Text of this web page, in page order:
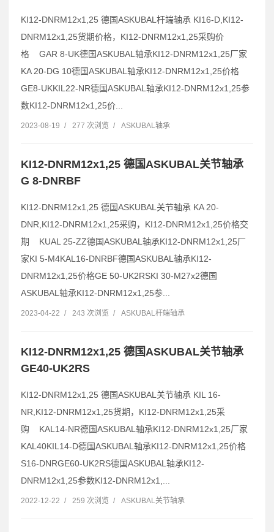
KI12-DNRM12x1,25 德国ASKUBAL杆端轴承 KI16-D,KI12-
DNRM12x1,25货期价格，KI12-DNRM12x1,25采购价
格 GAR 8-UK德国ASKUBAL轴承KI12-DNRM12x1,25厂家
KA 20-DG 10德国ASKUBAL轴承KI12-DNRM12x1,25价格
GE8-UKKIL22-NR德国ASKUBAL轴承KI12-DNRM12x1,25参
数KI12-DNRM12x1,25价...
2023-08-19 / 277 次浏览 / ASKUBAL轴承
KI12-DNRM12x1,25 德国ASKUBAL关节轴承
G 8-DNRBF
KI12-DNRM12x1,25 德国ASKUBAL关节轴承 KA 20-
DNR,KI12-DNRM12x1,25采购，KI12-DNRM12x1,25价格交
期 KUAL 25-ZZ德国ASKUBAL轴承KI12-DNRM12x1,25厂
家KI 5-M4KAL16-DNRBF德国ASKUBAL轴承KI12-
DNRM12x1,25价格GE 50-UK2RSKI 30-M27x2德国
ASKUBAL轴承KI12-DNRM12x1,25参...
2023-04-22 / 243 次浏览 / ASKUBAL杆端轴承
KI12-DNRM12x1,25 德国ASKUBAL关节轴承
GE40-UK2RS
KI12-DNRM12x1,25 德国ASKUBAL关节轴承 KIL 16-
NR,KI12-DNRM12x1,25货期，KI12-DNRM12x1,25采
购 KAL14-NR德国ASKUBAL轴承KI12-DNRM12x1,25厂家
KAL40KIL14-D德国ASKUBAL轴承KI12-DNRM12x1,25价格
S16-DNRGE60-UK2RS德国ASKUBAL轴承KI12-
DNRM12x1,25参数KI12-DNRM12x1,...
2022-12-22 / 259 次浏览 / ASKUBAL关节轴承